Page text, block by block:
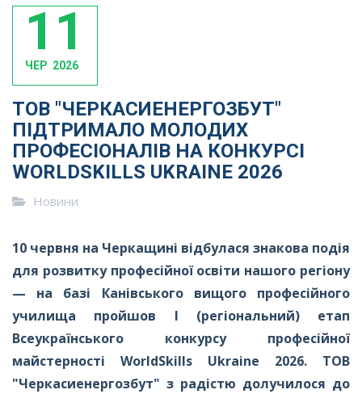
11
ЧЕР 2026
ТОВ "ЧЕРКАСИЕНЕРГОЗБУТ"
ПІДТРИМАЛО МОЛОДИХ
ПРОФЕСІОНАЛІВ НА КОНКУРСІ
WORLDSKILLS UKRAINE 2026
Новини
10 червня на Черкащині відбулася знакова подія
для розвитку професійної освіти нашого регіону
— на базі Канівського вищого професійного
училища пройшов І (регіональний) етап
Всеукраїнського конкурсу професійної
майстерності WorldSkills Ukraine 2026. ТОВ
"Черкасиенергозбут" з радістю долучилося до